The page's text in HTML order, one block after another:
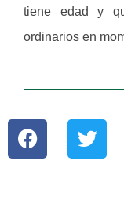
tiene edad y
ordinarios en